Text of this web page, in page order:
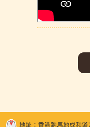
地址：香港跑馬地成和道